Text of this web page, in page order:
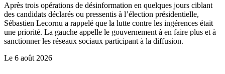
Après trois opérations de désinformation en quelques jours ciblant
des candidats déclarés ou pressentis à l’élection présidentielle,
Sébastien Lecornu a rappelé que la lutte contre les ingérences était
une priorité. La gauche appelle le gouvernement à en faire plus et à
sanctionner les réseaux sociaux participant à la diffusion.
Le 6 août 2026